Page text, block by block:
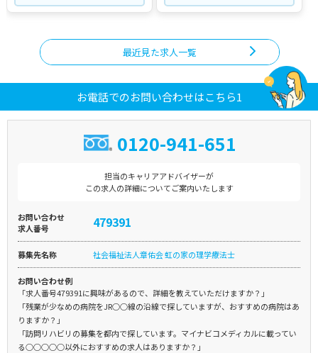
最近見た求人一覧
お電話でのお問い合わせはこちら1
0120-941-651
担当のキャリアアドバイザーが
この求人の詳細についてご案内いたします
お問い合わせ
求人番号
479391
募集先名称 社会福祉法人章佑会 虹の家の理学療法士
お問い合わせ例
「求人番号479391に興味があるので、詳細を教えていただけますか？」
「残業が少なめの病院をJR○○線の沿線で探していますが、おすすめの病院はあ
りますか？」
「訪問リハビリの募集を都内で探しています。マイナビコメディカルに載ってい
る○○○○○以外におすすめの求人はありますか？」